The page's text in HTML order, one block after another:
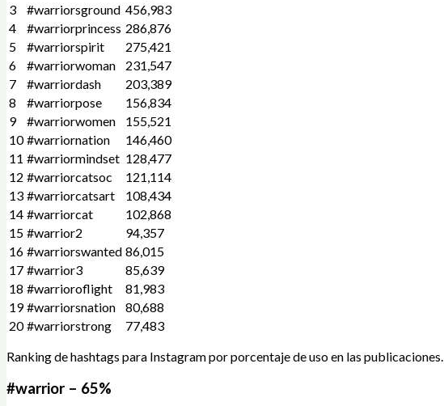
3
#warriorsground 456,983
4
#warriorprincess 286,876
5
#warriorspirit
275,421
6
#warriorwoman
231,547
7
#warriordash
203,389
8
#warriorpose
156,834
9
#warriorwomen
155,521
10 #warriornation
146,460
11 #warriormindset 128,477
12 #warriorcatsoc
121,114
13 #warriorcatsart
108,434
14 #warriorcat
102,868
15 #warrior2
94,357
16 #warriorswanted 86,015
17 #warrior3
85,639
18 #warrioroflight
81,983
19 #warriorsnation
80,688
20 #warriorstrong
77,483
Ranking de hashtags para Instagram por porcentaje de uso en las publicaciones.
#warrior – 65%